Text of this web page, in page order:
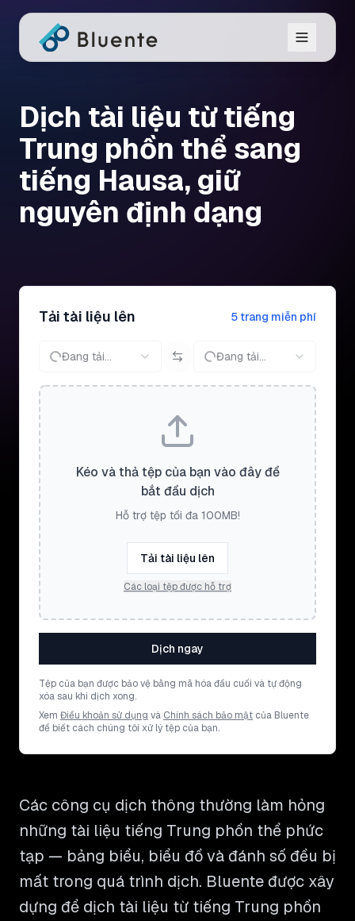
Dịch tài liệu từ tiếng
Trung phồn thể sang
tiếng Hausa, giữ
nguyên định dạng
Tải tài liệu lên 5 trang miễn phí
Đang tải... Đang tải...
Kéo và thả tệp của bạn vào đây để
bắt đầu dịch
Hỗ trợ tệp tối đa 100MB!
Tải tài liệu lên
Các loại tệp được hỗ trợ
Dịch ngay
Tệp của bạn được bảo vệ bằng mã hóa đầu cuối và tự động
xóa sau khi dịch xong.
Xem Điều khoản sử dụng và Chính sách bảo mật của Bluente
để biết cách chúng tôi xử lý tệp của bạn.
Các công cụ dịch thông thường làm hỏng
những tài liệu tiếng Trung phồn thể phức
tạp — bảng biểu, biểu đồ và đánh số đều bị
mất trong quá trình dịch. Bluente được xây
dựng để dịch tài liệu từ tiếng Trung phồn